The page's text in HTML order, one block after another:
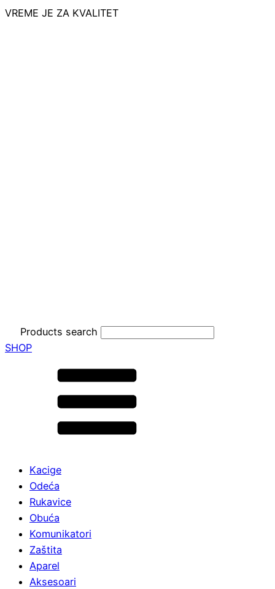
VREME JE ZA KVALITET
Products search
SHOP
Kacige
Odeća
Rukavice
Obuća
Komunikatori
Zaštita
Aparel
Aksesoari